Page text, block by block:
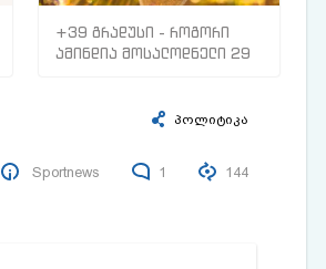
+39 გრადუსი - როგორი
ამინდია მოსალოდნელი 29
პოლიტიკა
Sportnews 1 144